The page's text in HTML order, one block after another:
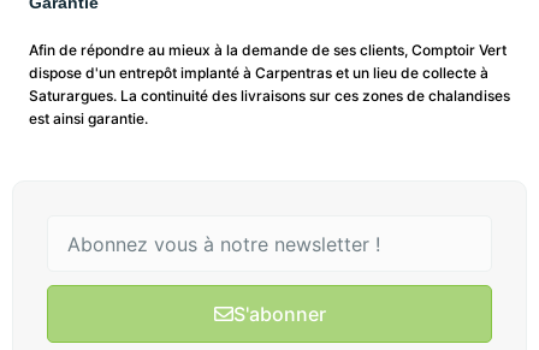
Afin de répondre au mieux à la demande de ses clients, Comptoir Vert
dispose d'un entrepôt implanté à Carpentras et un lieu de collecte à
Saturargues. La continuité des livraisons sur ces zones de chalandises
est ainsi garantie.
S'abonner